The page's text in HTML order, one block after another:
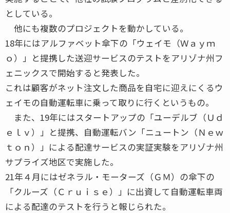
としている。
他にも複数のプロジェクトを動かしている。
18年にはアルファベット傘下の「ウェイモ（Ｗａｙｍ
ｏ）」と提携した送迎サービスのテストをアリゾナ州フ
ェニックスで開始すると発表した。
これは顧客がネット注文した商品を自宅に迎えにくるウ
ェイモの自動運転車に乗って取りに行くというもの。
また、19年にはスタートアップの「ユーデルブ（Ｕｄ
ｅｌｖ）」と提携、自動運転バン「ニュートン（Ｎｅｗ
ｔｏｎ）」による配達サービスの実証実験をアリゾナ州
サプライズ地区で実施した。
21年４月にはゼネラル・モーターズ（ＧＭ）の傘下の
「クルーズ（Ｃｒｕｉｓｅ）」に出資して自動運転車両
による配達のテストを行うと報じられた。